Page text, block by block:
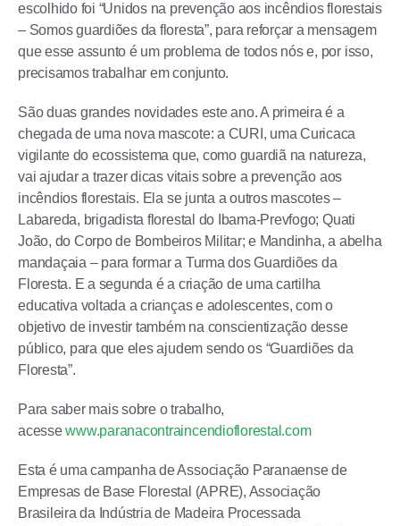
escolhido foi “Unidos na prevenção aos incêndios florestais
– Somos guardiões da floresta”, para reforçar a mensagem
que esse assunto é um problema de todos nós e, por isso,
precisamos trabalhar em conjunto.
São duas grandes novidades este ano. A primeira é a
chegada de uma nova mascote: a CURI, uma Curicaca
vigilante do ecossistema que, como guardiã na natureza,
vai ajudar a trazer dicas vitais sobre a prevenção aos
incêndios florestais. Ela se junta a outros mascotes –
Labareda, brigadista florestal do Ibama-Prevfogo; Quati
João, do Corpo de Bombeiros Militar; e Mandinha, a abelha
mandaçaia – para formar a Turma dos Guardiões da
Floresta. E a segunda é a criação de uma cartilha
educativa voltada a crianças e adolescentes, com o
objetivo de investir também na conscientização desse
público, para que eles ajudem sendo os “Guardiões da
Floresta”.
Para saber mais sobre o trabalho,
acessewww.paranacontraincendioflorestal.com
Esta é uma campanha de Associação Paranaense de
Empresas de Base Florestal (APRE), Associação
Brasileira da Indústria de Madeira Processada